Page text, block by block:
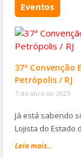
Eventos
37ª
Petrópolis / RJ
7 de abril de 2023
Já está sabendo
Lojista do Estado
Leia mais...